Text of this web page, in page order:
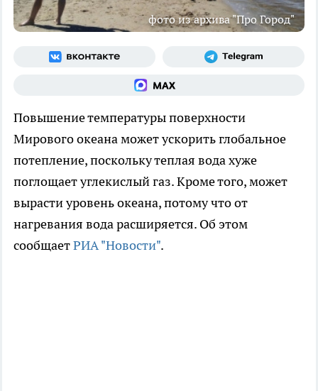
фото из архива "Про Город"
Повышение температуры поверхности
Мирового океана может ускорить глобальное
потепление, поскольку теплая вода хуже
поглощает углекислый газ. Кроме того, может
вырасти уровень океана, потому что от
нагревания вода расширяется. Об этом
сообщаетРИА "Новости".